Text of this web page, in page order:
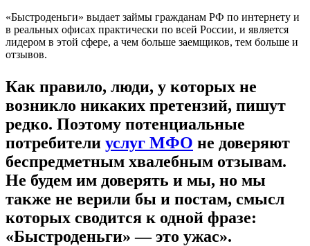
«Быстроденьги» выдает займы гражданам РФ по интернету и
в реальных офисах практически по всей России, и является
лидером в этой сфере, а чем больше заемщиков, тем больше и
отзывов.
Как правило, люди, у которых не
возникло никаких претензий, пишут
редко. Поэтому потенциальные
потребители услуг МФО не доверяют
беспредметным хвалебным отзывам.
Не будем им доверять и мы, но мы
также не верили бы и постам, смысл
которых сводится к одной фразе:
«Быстроденьги» — это ужас».